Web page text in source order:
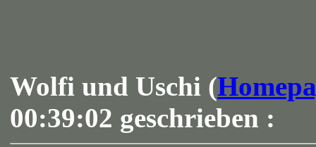
Wolfi und Uschi (
00:39:02 geschrieben :